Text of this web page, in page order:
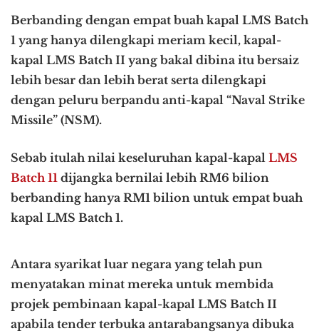
Berbanding dengan empat buah kapal LMS Batch
1 yang hanya dilengkapi meriam kecil, kapal-
kapal LMS Batch II yang bakal dibina itu bersaiz
lebih besar dan lebih berat serta dilengkapi
dengan peluru berpandu anti-kapal “Naval Strike
Missile” (NSM).
Sebab itulah nilai keseluruhan kapal-kapal LMS
Batch 11 dijangka bernilai lebih RM6 bilion
berbanding hanya RM1 bilion untuk empat buah
kapal LMS Batch 1.
Antara syarikat luar negara yang telah pun
menyatakan minat mereka untuk membida
projek pembinaan kapal-kapal LMS Batch II
apabila tender terbuka antarabangsanya dibuka